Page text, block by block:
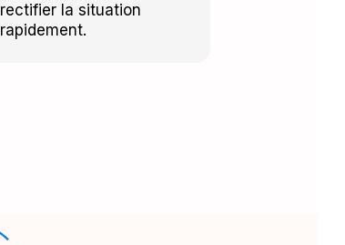
rectifier la situation
rapidement.